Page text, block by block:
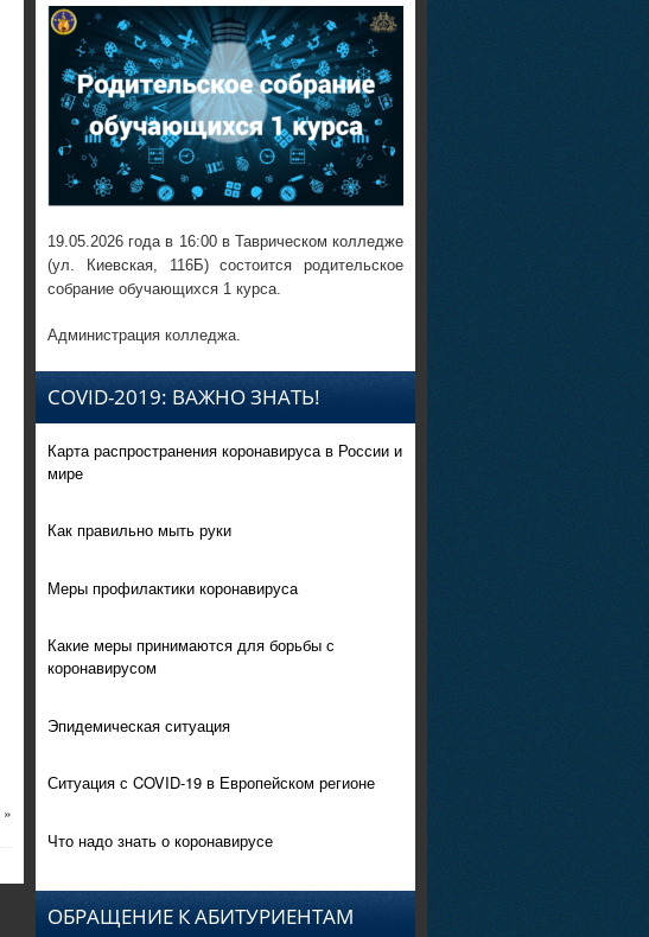
»
19.05.2026 года в 16:00 в Таврическом колледже
(ул. Киевская, 116Б) состоится родительское
собрание обучающихся 1 курса.
Администрация колледжа.
COVID-2019: ВАЖНО ЗНАТЬ!
Карта распространения коронавируса в России и
мире
Как правильно мыть руки
Меры профилактики коронавируса
Какие меры принимаются для борьбы с
коронавирусом
Эпидемическая ситуация
Ситуация с COVID-19 в Европейском регионе
Что надо знать о коронавирусе
ОБРАЩЕНИЕ К АБИТУРИЕНТАМ